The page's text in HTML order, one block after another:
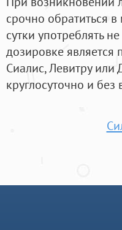
срочно обратиться
сутки употреблять
дозировке является
Сиалис, Левитру
круглосуточно и